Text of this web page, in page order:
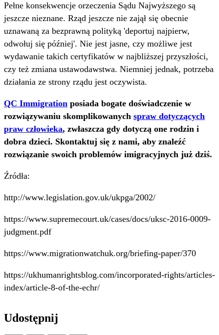
Pełne konsekwencje orzeczenia Sądu Najwyższego są
jeszcze nieznane. Rząd jeszcze nie zajął się obecnie
uznawaną za bezprawną polityką 'deportuj najpierw,
odwołuj się później'. Nie jest jasne, czy możliwe jest
wydawanie takich certyfikatów w najbliższej przyszłości,
czy też zmiana ustawodawstwa. Niemniej jednak, potrzeba
działania ze strony rządu jest oczywista.
QC Immigration posiada bogate doświadczenie w
rozwiązywaniu skomplikowanych spraw dotyczących
praw człowieka, zwłaszcza gdy dotyczą one rodzin i
dobra dzieci. Skontaktuj się z nami, aby znaleźć
rozwiązanie swoich problemów imigracyjnych już dziś.
Źródła:
http://www.legislation.gov.uk/ukpga/2002/
https://www.supremecourt.uk/cases/docs/uksc-2016-0009-
judgment.pdf
https://www.migrationwatchuk.org/briefing-paper/370
https://ukhumanrightsblog.com/incorporated-rights/articles-
index/article-8-of-the-echr/
Udostępnij